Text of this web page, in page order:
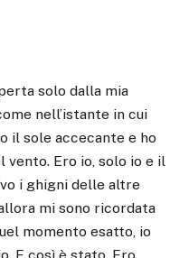
solo dalla mia
nell’istante in cui
il sole accecante e ho
vento. Ero io, solo io e il
i ghigni delle altre
mi sono ricordata
momento esatto, io